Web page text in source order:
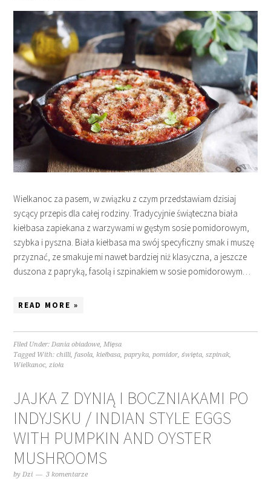
Wielkanoc za pasem, w związku z czym przedstawiam dzisiaj
sycący przepis dla całej rodziny. Tradycyjnie świąteczna biała
kiełbasa zapiekana z warzywami w gęstym sosie pomidorowym,
szybka i pyszna. Biała kiełbasa ma swój specyficzny smak i muszę
przyznać, ze smakuje mi nawet bardziej niż klasyczna, a jeszcze
duszona z papryką, fasolą i szpinakiem w sosie pomidorowym…
READ MORE »
Filed Under:Dania obiadowe,Mięsa
Tagged With:chilli,fasola,kiełbasa,papryka,pomidor,święta,szpinak,
Wielkanoc,zioła
JAJKA Z DYNIĄ I BOCZNIAKAMI PO
INDYJSKU / INDIAN STYLE EGGS
WITH PUMPKIN AND OYSTER
MUSHROOMS
byDzi 3 komentarze